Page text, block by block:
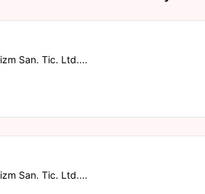
San. Tic. Ltd....
San. Tic. Ltd....